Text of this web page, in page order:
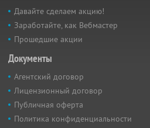
Давайте сделаем акцию!
Заработайте, как Вебмастер
Прошедшие акции
Документы
Агентский договор
Лицензионный договор
Публичная оферта
Политика конфиденциальности